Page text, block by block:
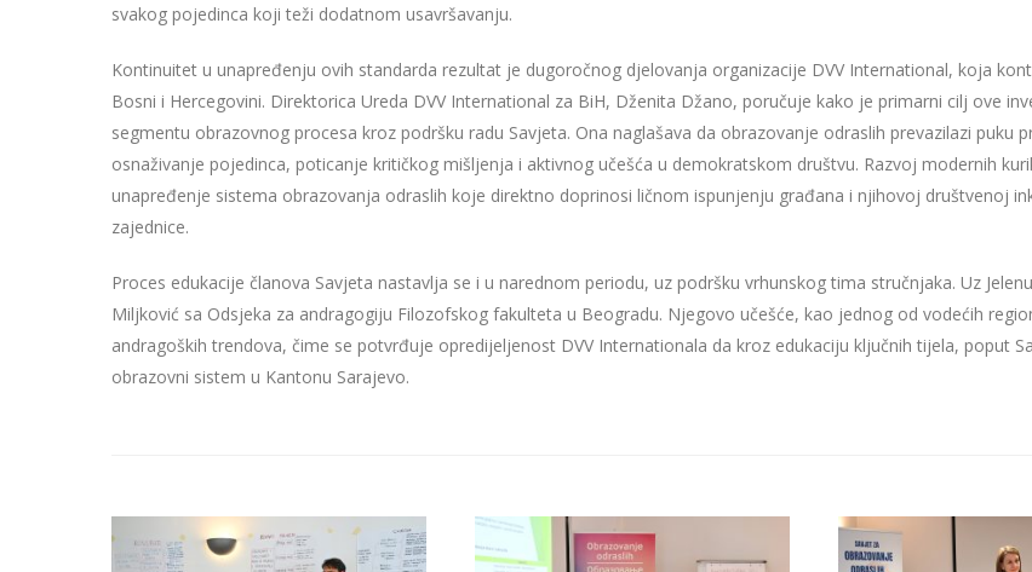
svakog pojedinca koji teži dodatnom usavršavanju.
Kontinuitet u unapređenju ovih standarda rezultat je dugoročnog djelovanja organizacije DVV International, koja
Bosni i Hercegovini. Direktorica Ureda DVV International za BiH, Dženita Džano, poručuje kako je primarni cilj ove
segmentu obrazovnog procesa kroz podršku radu Savjeta. Ona naglašava da obrazovanje odraslih prevazilazi
osnaživanje pojedinca, poticanje kritičkog mišljenja i aktivnog učešća u demokratskom društvu. Razvoj modernih
unapređenje sistema obrazovanja odraslih koje direktno doprinosi ličnom ispunjenju građana i njihovoj društvenoj
zajednice.
Proces edukacije članova Savjeta nastavlja se i u narednom periodu, uz podršku vrhunskog tima stručnjaka. Uz
Miljković sa Odsjeka za andragogiju Filozofskog fakulteta u Beogradu. Njegovo učešće, kao jednog od vodećih
andragoških trendova, čime se potvrđuje opredijeljenost DVV Internationala da kroz edukaciju ključnih tijela, poput
obrazovni sistem u Kantonu Sarajevo.